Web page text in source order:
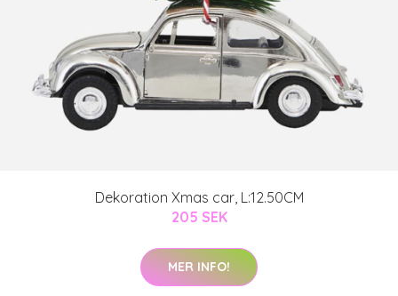
Dekoration Xmas car, L:12.50CM
205 SEK
MER INFO!